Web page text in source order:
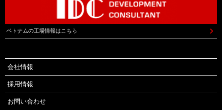
ベトナムの工場情報はこちら
会社情報
採用情報
お問い合わせ